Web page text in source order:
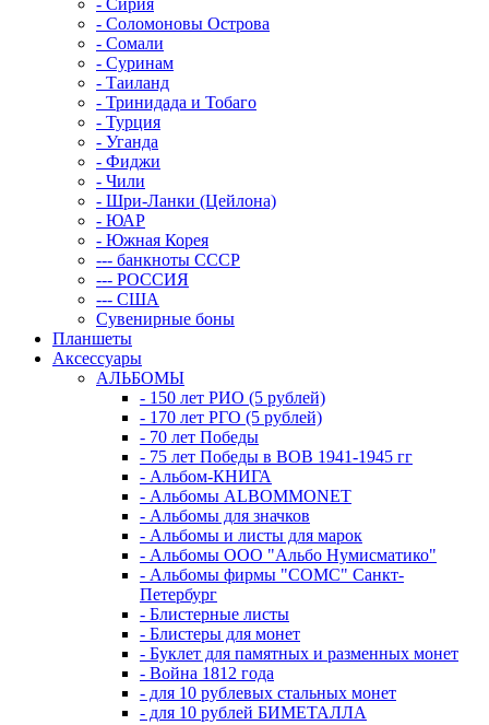
- Сирия
- Соломоновы Острова
- Сомали
- Суринам
- Таиланд
- Тринидада и Тобаго
- Турция
- Уганда
- Фиджи
- Чили
- Шри-Ланки (Цейлона)
- ЮАР
- Южная Корея
--- банкноты СССР
--- РОССИЯ
--- США
Сувенирные боны
Планшеты
Аксессуары
АЛЬБОМЫ
- 150 лет РИО (5 рублей)
- 170 лет РГО (5 рублей)
- 70 лет Победы
- 75 лет Победы в ВОВ 1941-1945 гг
- Альбом-КНИГА
- Альбомы ALBOMMONET
- Альбомы для значков
- Альбомы и листы для марок
- Альбомы ООО "Альбо Нумисматико"
- Альбомы фирмы "СОМС" Санкт-
Петербург
- Блистерные листы
- Блистеры для монет
- Буклет для памятных и разменных монет
- Война 1812 года
- для 10 рублевых стальных монет
- для 10 рублей БИМЕТАЛЛА